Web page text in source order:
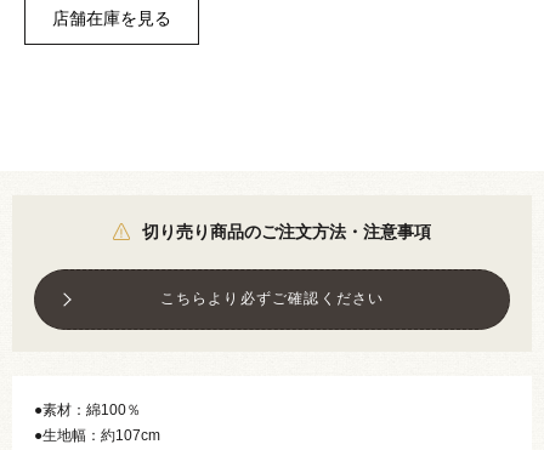
切り売り商品のご注文方法・注意事項
こちらより必ずご確認ください
●素材：綿100％
●生地幅：約107cm